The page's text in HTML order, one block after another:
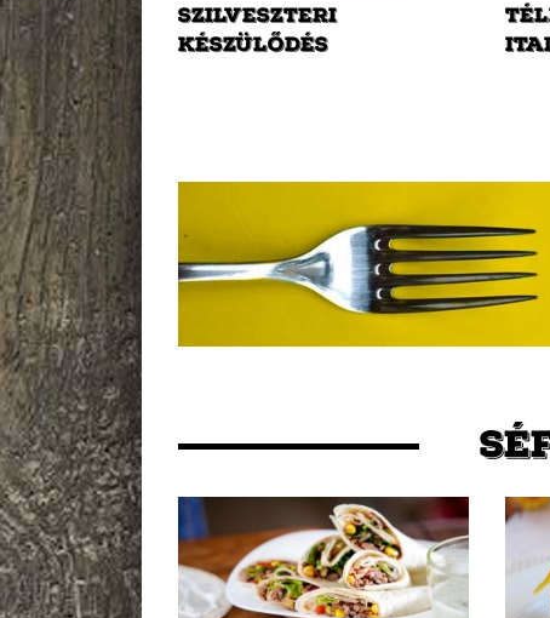
SZILVESZTERI
KÉSZÜLŐDÉS